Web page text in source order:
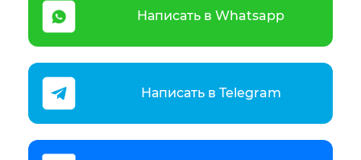
Написать в Whatsapp
Написать в Telegram